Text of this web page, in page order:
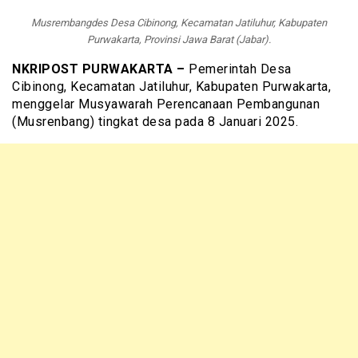
Musrembangdes Desa Cibinong, Kecamatan Jatiluhur, Kabupaten
Purwakarta, Provinsi Jawa Barat (Jabar).
NKRIPOST PURWAKARTA – Pemerintah Desa
Cibinong, Kecamatan Jatiluhur, Kabupaten Purwakarta,
menggelar Musyawarah Perencanaan Pembangunan
(Musrenbang) tingkat desa pada 8 Januari 2025.